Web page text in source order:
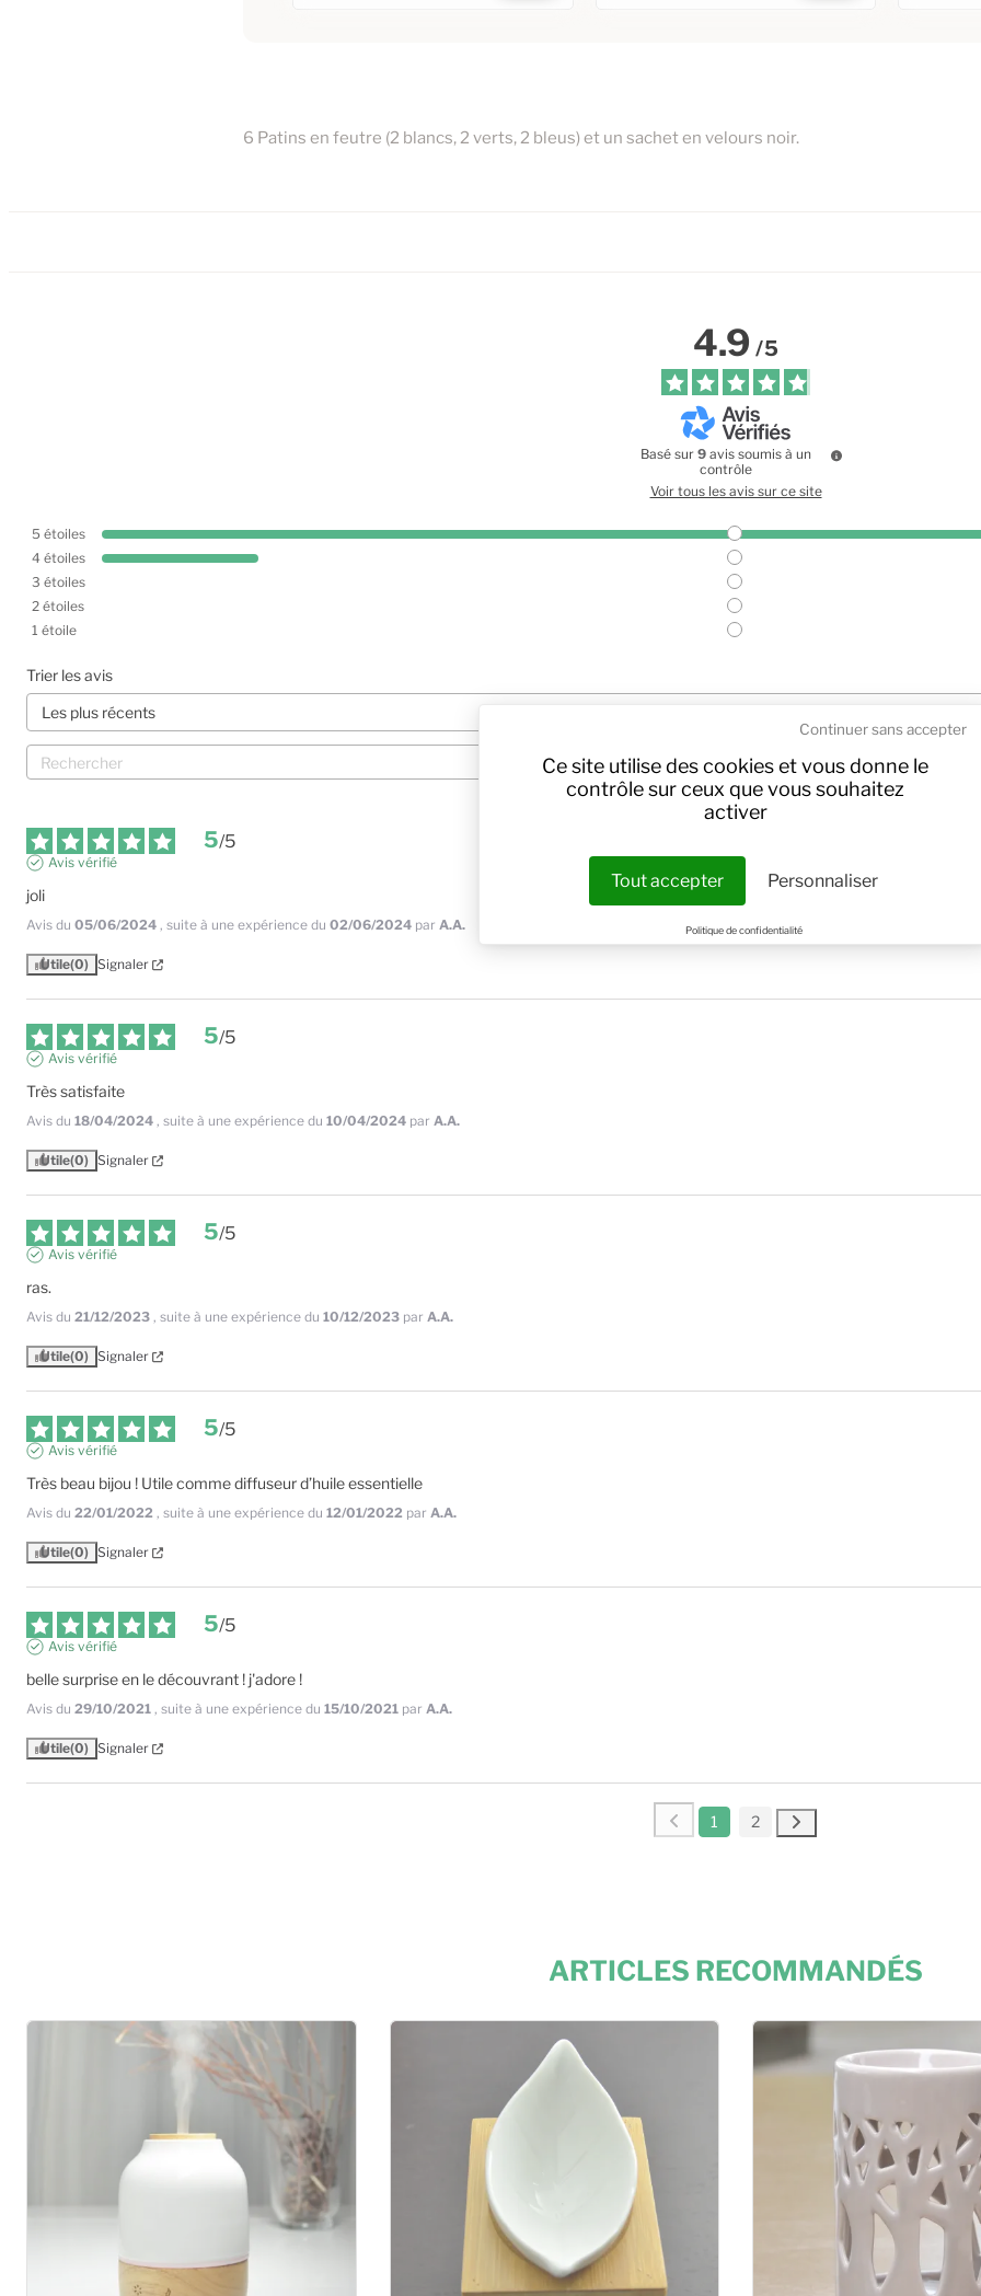
Ce site utilise des cookies et vous donne le
contrôle sur ceux que vous souhaitez
activer
Tout accepter
Continuer sans accepter
Personnaliser
Politique de confidentialité
20ml 8,85 € 20ml 10,95 €
6 Patins en feutre (2 blancs, 2 verts, 2 bleus) et un sachet en velours noir.
4.9/5
Basé sur 9 avis soumis à un
contrôle
Voir tous les avis sur ce site
5 étoiles
4 étoiles
3 étoiles
2 étoiles
1 étoile
Trier les avis
5/5
Avis vérifié
joli
Avis du 05/06/2024 , suite à une expérience du 02/06/2024 par A.A.
Utile(0) Signaler
5/5
Avis vérifié
Très satisfaite
Avis du 18/04/2024 , suite à une expérience du 10/04/2024 par A.A.
Utile(0) Signaler
5/5
Avis vérifié
ras.
Avis du 21/12/2023 , suite à une expérience du 10/12/2023 par A.A.
Utile(0) Signaler
5/5
Avis vérifié
Très beau bijou ! Utile comme diffuseur d’huile essentielle
Avis du 22/01/2022 , suite à une expérience du 12/01/2022 par A.A.
Utile(0) Signaler
5/5
Avis vérifié
belle surprise en le découvrant ! j'adore !
Avis du 29/10/2021 , suite à une expérience du 15/10/2021 par A.A.
Utile(0) Signaler
1 2
ARTICLES RECOMMANDÉS